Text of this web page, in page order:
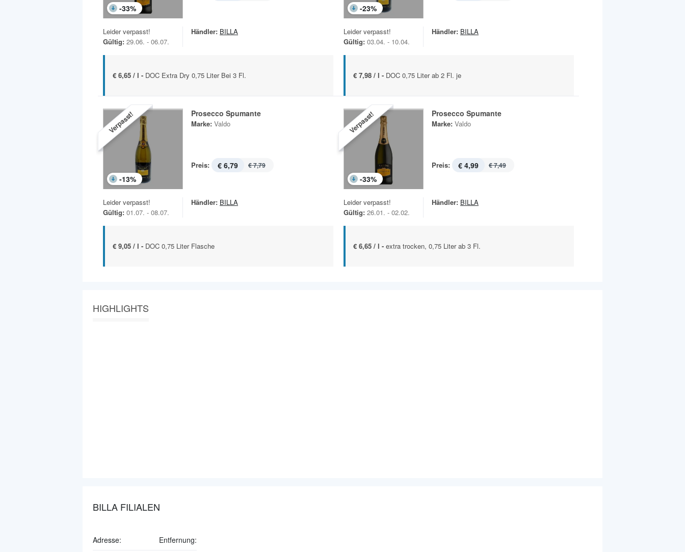
-33%
Leider verpasst!
Gültig: 29.06. - 06.07.
Händler: BILLA
€ 6,65 / l - DOC Extra Dry 0,75 Liter Bei 3 Fl.
-23%
Leider verpasst!
Gültig: 03.04. - 10.04.
Händler: BILLA
€ 7,98 / l - DOC 0,75 Liter ab 2 Fl. je
Verpasst!
-13%
Prosecco Spumante
Marke: Valdo
Preis: € 6,79 € 7,79
Leider verpasst!
Gültig: 01.07. - 08.07.
Händler: BILLA
€ 9,05 / l - DOC 0,75 Liter Flasche
Verpasst!
-33%
Prosecco Spumante
Marke: Valdo
Preis: € 4,99 € 7,49
Leider verpasst!
Gültig: 26.01. - 02.02.
Händler: BILLA
€ 6,65 / l - extra trocken, 0,75 Liter ab 3 Fl.
HIGHLIGHTS
BILLA FILIALEN
Adresse: Entfernung: